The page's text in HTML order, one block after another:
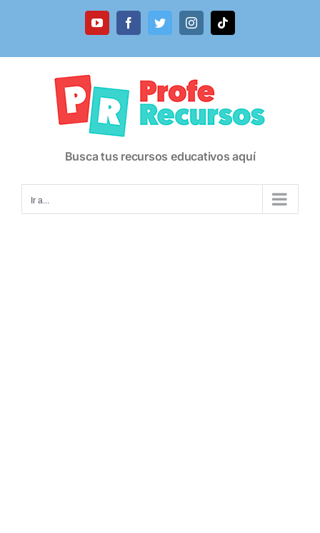
YouTubeFacebookTwitterInstagramTiktok
Busca tus recursos educativos aquí
Ir a...